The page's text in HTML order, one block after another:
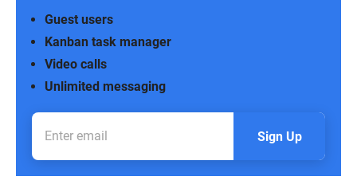
Unlimited messaging
Video calls
Kanban task manager
Guest users
Sign Up